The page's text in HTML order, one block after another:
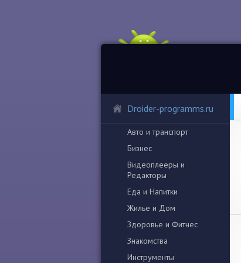
Droider-programms.ru
Авто и транспорт
Бизнес
Видеоплееры и
Редакторы
Еда и Напитки
Жилье и Дом
Здоровье и Фитнес
Знакомства
Инструменты